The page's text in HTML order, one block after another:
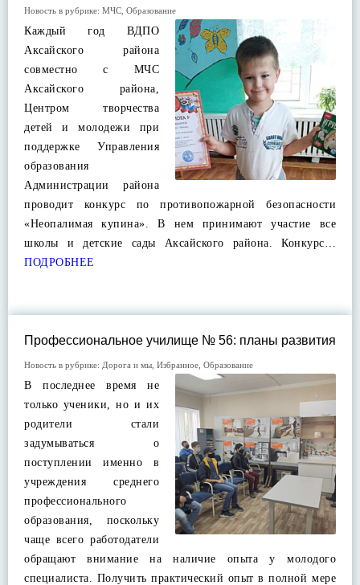
Новость в рубрике: МЧС Образование
Каждый год ВДПО
Аксайского района
совместно с МЧС
Аксайского района,
Центром творчества
детей и молодежи при
поддержке Управления
образования
Администрации района
проводит конкурс по противопожарной безопасности
«Неопалимая купина». В нем принимают участие все
школы и детские сады Аксайского района. Конкурс…
ПОДРОБНЕЕ
Профессиональное училище № 56: планы развития
Новость в рубрике: Дорога и мы Избранное Образование
В последнее время не
только ученики, но и их
родители стали
задумываться о
поступлении именно в
учреждения среднего
профессионального
образования, поскольку
чаще всего работодатели
обращают внимание на наличие опыта у молодого
специалиста. Получить практический опыт в полной мере